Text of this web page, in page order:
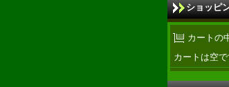
ショッピ
カートの
カートは空で